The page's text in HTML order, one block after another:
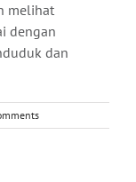
melihat
dengan
dan